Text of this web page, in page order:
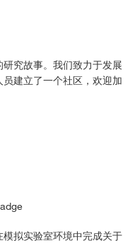
究故事。我们致力于发展
建立了一个社区，欢迎加
拟实验室环境中完成关于